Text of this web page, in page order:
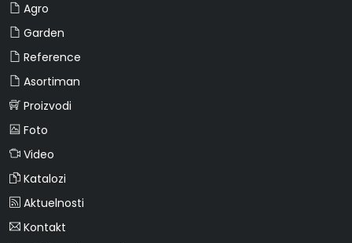
Agro
Garden
Reference
Asortiman
Proizvodi
Foto
Video
Katalozi
Aktuelnosti
Kontakt